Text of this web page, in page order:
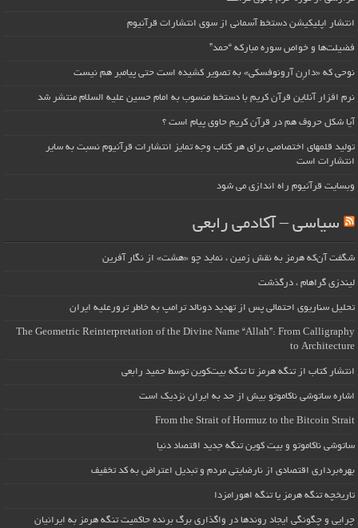
انتشار اپلیکیشن دستخط آسمانی از سوی انتشارات قرآنیوم
فضیلت‌ها و خواص سوره مبارکه “حمد”
نوحی که «دارِن آرونوفسکی» به تصویر کشیده است حتی پیامبر هم نیست
نرم افزار آنلاین قرآن کریم با دستخط منسوب به امام حسین علیه السلام منتشر شد
آیا شکل حروف هم در قرآن کریم حاوی پیام است ؟
تولید قلمهای اختصاصی برای هر کتاب وجه تمایز انتشارات قرآنیوم نسبت به سایر
انتشارات است
وبسایت قرآنیوم راه اندازی می شود
سیاسی – آکادمی رابعی
شگفت آن‌که هرمز به نقش زمین ، نماید چو «هشت» از نگار آفرین
لیندزی گراهام ، درگذشت
تحلیل سناریوی احتمالی پس از تهدید دونالد ترامپ به خاطر ترورعلیه ایران
The Geometric Reinterpretation of the Divine Name “Allah”: From Calligraphy
to Architecture
انتشار کتاب از تنگه هرمز تا تنگه بیت‌کوین توسط حمید رابعی
اشاره ساتوشی ناکاموتو بیش از حد به ایران نزدیک است
From the Strait of Hormuz to the Bitcoin Strait
ساتوشی ناکاموتو و بیت کوین تنگه جدید اقتصاد دنیا
بهره‌برداری اقتصادی از نارضایتی مردم و تبدیل اعتراض به کد تخفیف
تاریخچه تنگه هرمز یا تنگه اهورامزدا
چرایی و چگونگی ایجاد روندها در واگذاری برگ برنده حاکمیت تنگه هرمز به ایرانیان